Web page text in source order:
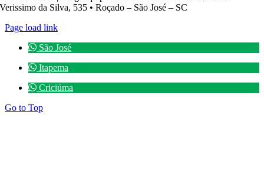
Verissimo da Silva, 535 • Roçado – São José – SC
Page load link
São José
Itapema
Criciúma
Go to Top